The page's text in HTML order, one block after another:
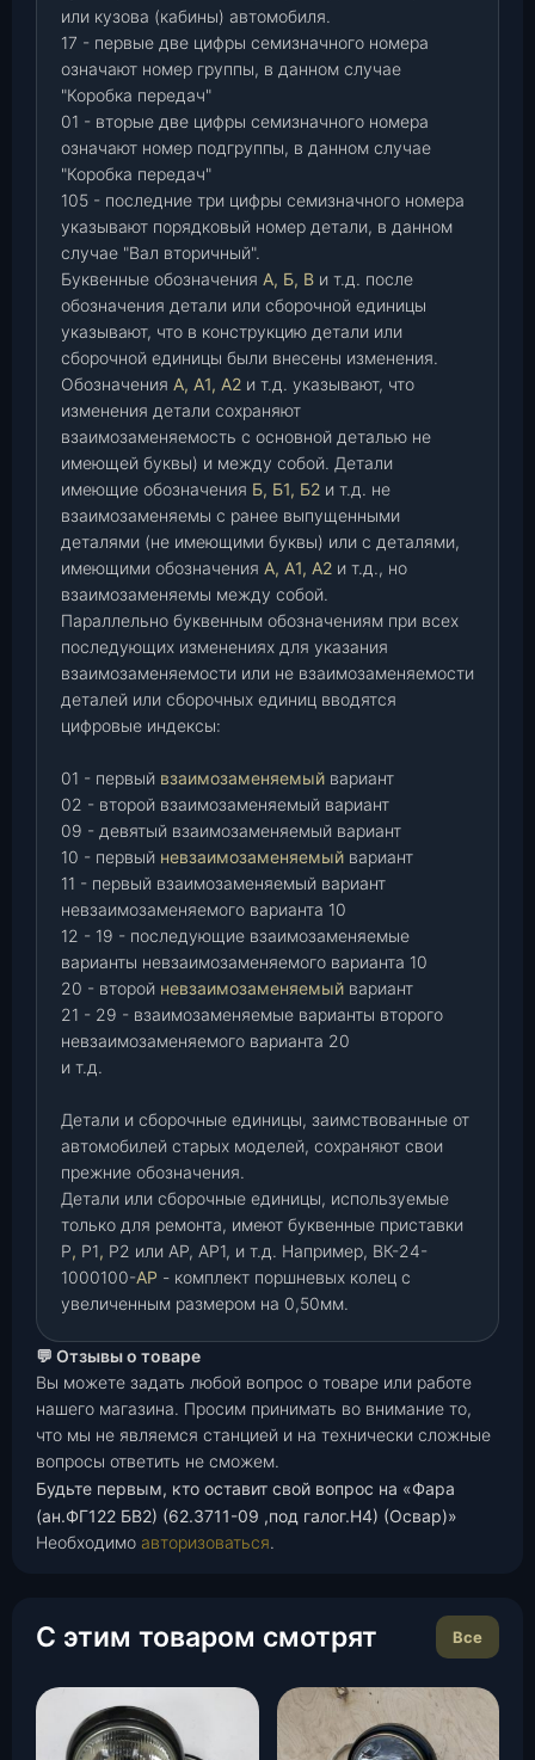
или кузова (кабины) автомобиля.
17 - первые две цифры семизначного номера
означают номер группы, в данном случае
"Коробка передач"
01 - вторые две цифры семизначного номера
означают номер подгруппы, в данном случае
"Коробка передач"
105 - последние три цифры семизначного номера
указывают порядковый номер детали, в данном
случае "Вал вторичный".
Буквенные обозначения А, Б, В и т.д. после
обозначения детали или сборочной единицы
указывают, что в конструкцию детали или
сборочной единицы были внесены изменения.
Обозначения А, А1, А2 и т.д. указывают, что
изменения детали сохраняют
взаимозаменяемость с основной деталью не
имеющей буквы) и между собой. Детали
имеющие обозначения Б, Б1, Б2 и т.д. не
взаимозаменяемы с ранее выпущенными
деталями (не имеющими буквы) или с деталями,
имеющими обозначения А, А1, А2 и т.д., но
взаимозаменяемы между собой.
Параллельно буквенным обозначениям при всех
последующих изменениях для указания
взаимозаменяемости или не взаимозаменяемости
деталей или сборочных единиц вводятся
цифровые индексы:
01 - первый взаимозаменяемый вариант
02 - второй взаимозаменяемый вариант
09 - девятый взаимозаменяемый вариант
10 - первый невзаимозаменяемый вариант
11 - первый взаимозаменяемый вариант
невзаимозаменяемого варианта 10
12 - 19 - последующие взаимозаменяемые
варианты невзаимозаменяемого варианта 10
20 - второй невзаимозаменяемый вариант
21 - 29 - взаимозаменяемые варианты второго
невзаимозаменяемого варианта 20
и т.д.
Детали и сборочные единицы, заимствованные от
автомобилей старых моделей, сохраняют свои
прежние обозначения.
Детали или сборочные единицы, используемые
только для ремонта, имеют буквенные приставки
Р, Р1, Р2 или АР, АР1, и т.д. Например, ВК-24-
1000100-АР - комплект поршневых колец с
увеличенным размером на 0,50мм.
💬 Отзывы о товаре
Вы можете задать любой вопрос о товаре или работе
нашего магазина. Просим принимать во внимание то,
что мы не являемся станцией и на технически сложные
вопросы ответить не сможем.
Будьте первым, кто оставит свой вопрос на «Фара
(ан.ФГ122 БВ2) (62.3711-09 ,под галог.Н4) (Освар)»
Необходимо авторизоваться.
С этим товаром смотрят Все